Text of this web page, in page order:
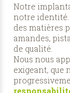
Notre
notre identité.
des matières
amandes,
de qualité.
Nous nous
exigeant, que